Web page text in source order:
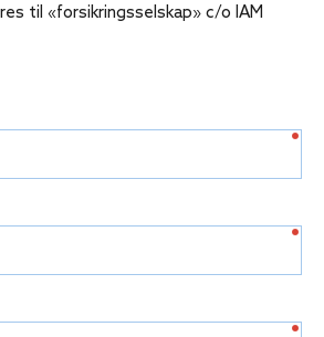
til «forsikringsselskap» c/o IAM